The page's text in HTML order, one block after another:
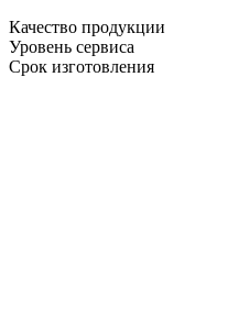
Качество продукции
Уровень сервиса
Срок изготовления